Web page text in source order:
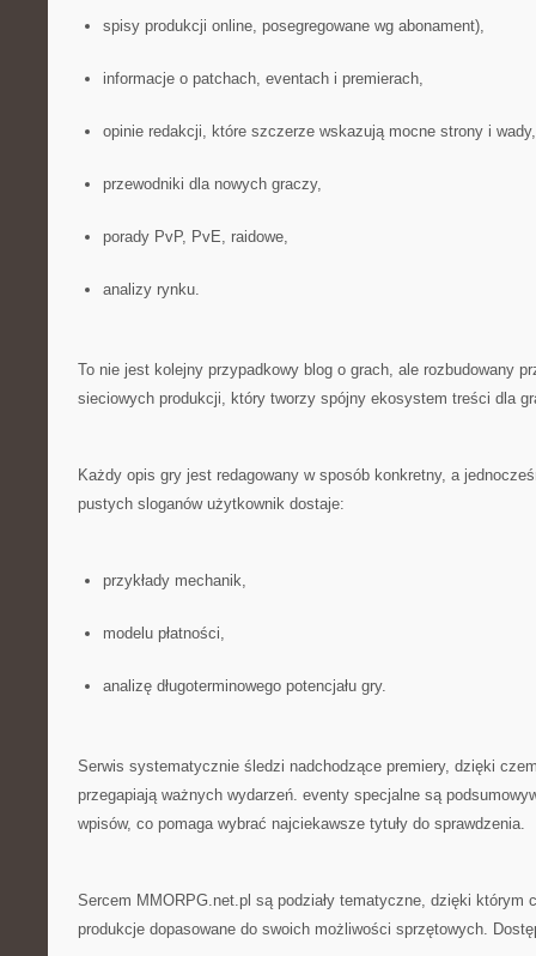
spisy produkcji online, posegregowane wg abonament),
informacje o patchach, eventach i premierach,
opinie redakcji, które szczerze wskazują mocne strony i wady,
przewodniki dla nowych graczy,
porady PvP, PvE, raidowe,
analizy rynku.
To nie jest kolejny przypadkowy blog o grach, ale rozbudowany
sieciowych produkcji, który tworzy spójny ekosystem treści dla
Każdy opis gry jest redagowany w sposób konkretny, a
pustych sloganów użytkownik dostaje:
przykłady mechanik,
modelu płatności,
analizę długoterminowego potencjału gry.
Serwis systematycznie śledzi nadchodzące premiery, dzięki
przegapiają ważnych wydarzeń. eventy specjalne są
wpisów, co pomaga wybrać najciekawsze tytuły do sprawdzenia.
Sercem MMORPG.net.pl są podziały tematyczne, dzięki którym
produkcje dopasowane do swoich możliwości sprzętowych.